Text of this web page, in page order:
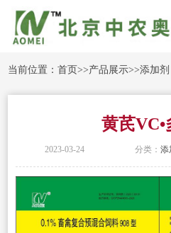
当前位置：首页>>产品展示>>添加剂
黄芪VC•
2023-03-24 分类： 添